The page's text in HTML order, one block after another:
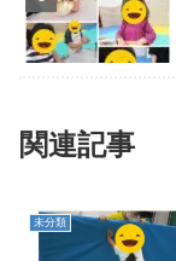
関連記事
未分類